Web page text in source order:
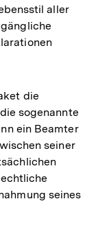
aller
die
sogenannte
ein Beamter
seiner
seines